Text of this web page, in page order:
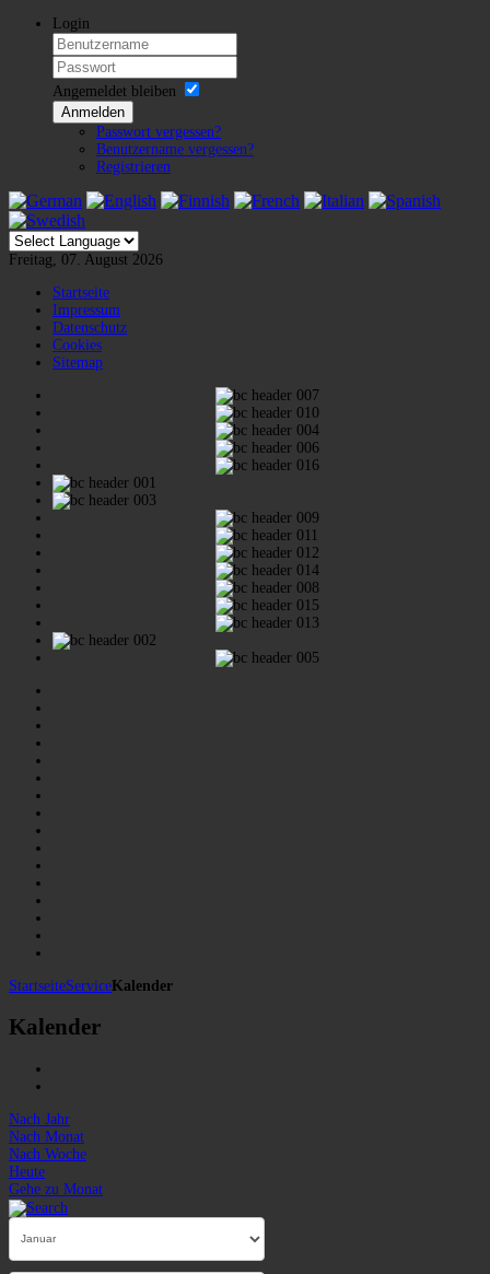
Login
Angemeldet bleiben
Anmelden
Passwort vergessen?
Benutzername vergessen?
Registrieren
Freitag, 07. August 2026
Startseite
Impressum
Datenschutz
Cookies
Sitemap
StartseiteService Kalender
Kalender
Nach Jahr
Nach Monat
Nach Woche
Heute
Gehe zu Monat